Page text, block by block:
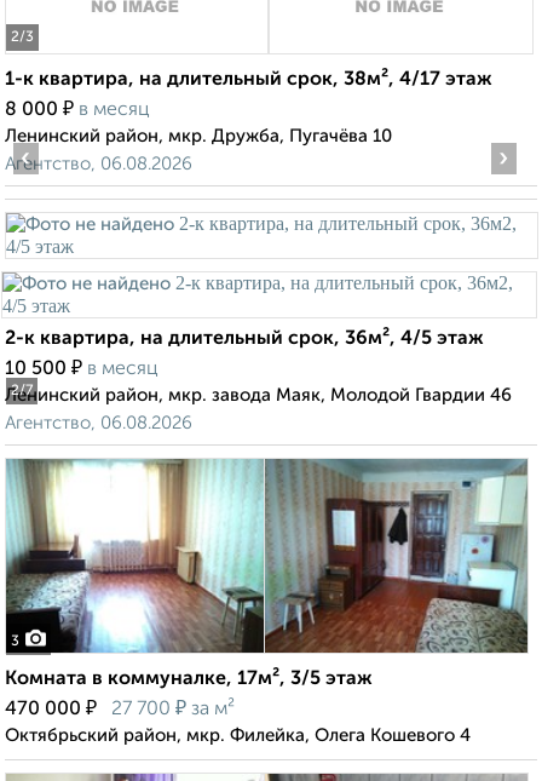
2/3
1-к квартира, на длительный срок, 38м², 4/17 этаж
8 000 ₽ в месяц
Ленинский район, мкр. Дружба, Пугачёва 10
Агентство, 06.08.2026
2/7
‹ ›
2-к квартира, на длительный срок, 36м², 4/5 этаж
10 500 ₽ в месяц
Ленинский район, мкр. завода Маяк, Молодой Гвардии 46
Агентство, 06.08.2026
3
Комната в коммуналке, 17м², 3/5 этаж
470 000 ₽ 27 700 ₽ за м²
Октябрьский район, мкр. Филейка, Олега Кошевого 4